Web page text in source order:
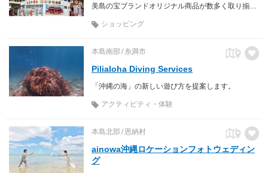
美島の宝ブランドオリジナル商品が数多く取り揃えている店。
ショッピング
本島南部 糸満市
Pilialoha Diving Services
「沖縄の海」の新しい遊び方を提案します。
アクティビティ・体験
本島北部 恩納村
ainowa沖縄ロケーションフォトウェディン
グ